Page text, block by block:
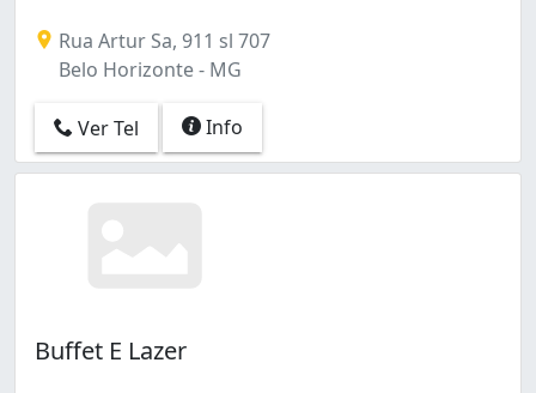
Rua Artur Sa, 911 sl 707
Belo Horizonte - MG
Ver Tel Info
Buffet E Lazer